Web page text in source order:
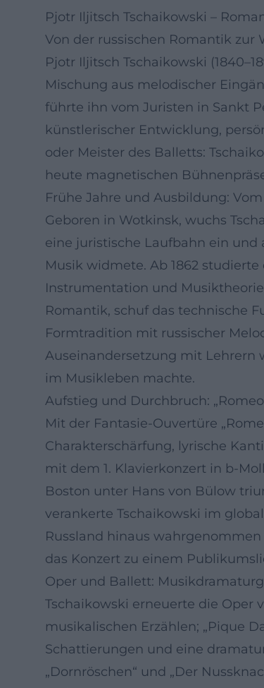
Pjotr Iljitsch Tschaikowski –
Von der russischen Romantik
Pjotr Iljitsch Tschaikowski
Mischung aus melodischer
führte ihn vom Juristen in Sankt
künstlerischer Entwicklung,
oder Meister des Balletts:
heute magnetischen
Frühe Jahre und Ausbildung:
Geboren in Wotkinsk, wuchs
eine juristische Laufbahn ein
Musik widmete. Ab 1862
Instrumentation und
Romantik, schuf das technische
Formtradition mit russischer
Auseinandersetzung mit Lehrern
im Musikleben machte.
Aufstieg und Durchbruch:
Mit der Fantasie-Ouvertüre
Charakterschärfung, lyrische
mit dem 1. Klavierkonzert in b-
Boston unter Hans von Bülow
verankerte Tschaikowski im
Russland hinaus
das Konzert zu einem
Oper und Ballett:
Tschaikowski erneuerte die Oper
musikalischen Erzählen; „Pique
Schattierungen und eine
„Dornröschen“ und „Der